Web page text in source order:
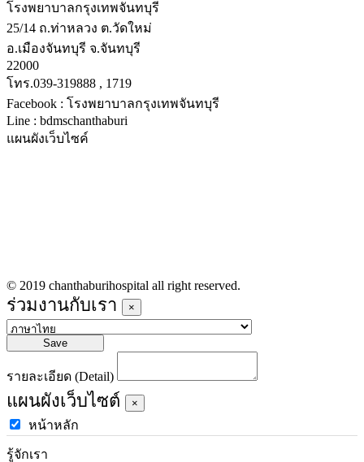
โรงพยาบาลกรุงเทพจันทบุรี
25/14 ถ.ท่าหลวง ต.วัดใหม่
อ.เมืองจันทบุรี จ.จันทบุรี
22000
โทร.039-319888 , 1719
Facebook : โรงพยาบาลกรุงเทพจันทบุรี
Line : bdmschanthaburi
แผนผังเว็บไซค์
© 2019 chanthaburihospital all right reserved.
ร่วมงานกับเรา ×
Save
รายละเอียด (Detail)
แผนผังเว็บไซต์ ×
หน้าหลัก
รู้จักเรา